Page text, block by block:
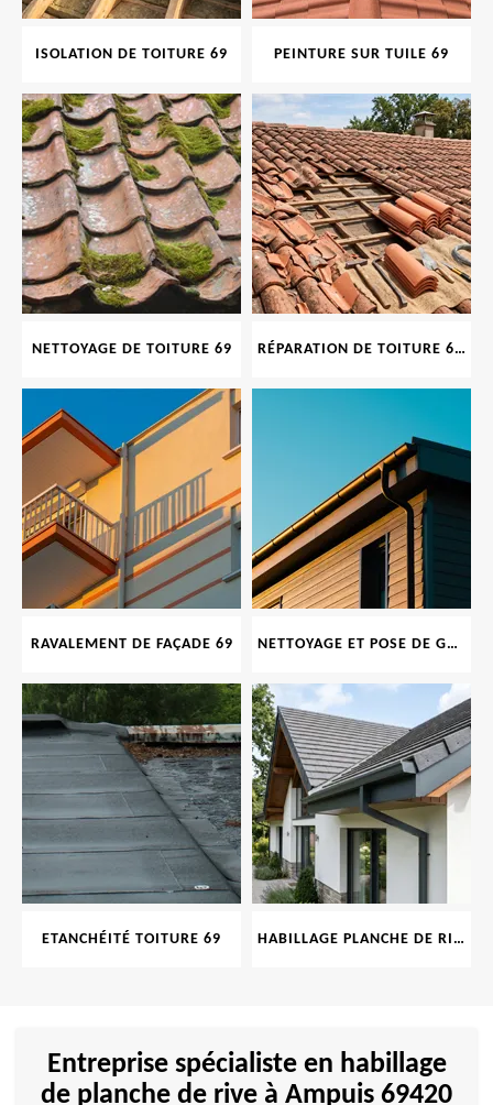
ISOLATION DE TOITURE 69 PEINTURE SUR TUILE 69
NETTOYAGE DE TOITURE 69 RÉPARATION DE TOITURE 69 RHONE, TUILES CASSÉES OU ABIMÉES
RAVALEMENT DE FAÇADE 69 NETTOYAGE ET POSE DE GOUTTIÈRE 69
ETANCHÉITÉ TOITURE 69 HABILLAGE PLANCHE DE RIVE 69
Entreprise spécialiste en habillage
de planche de rive à Ampuis 69420